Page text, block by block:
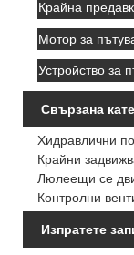
Крайна
Мотор за
Устройство за
Свързана
Хидравлични
Крайни
Люлеещи се
Контролни
Изпратете